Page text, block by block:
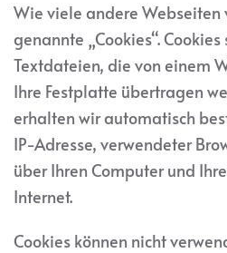
Wie viele andere Webseiten
genannte „Cookies“.
Textdateien, die von einem
Ihre Festplatte übertragen
erhalten wir automatisch
IP-Adresse, verwendeter
über Ihren Computer und
Internet.
Cookies können nicht